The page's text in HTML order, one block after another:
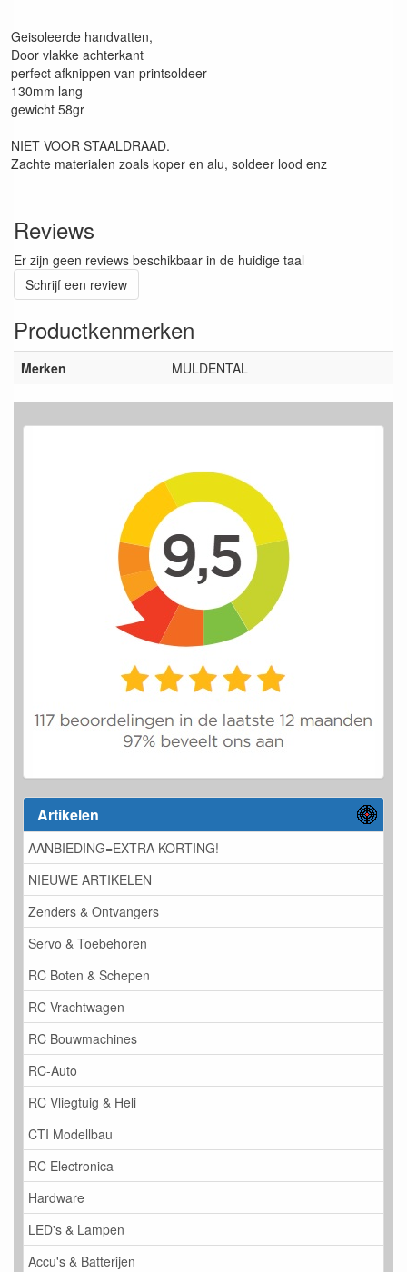
Artikelen
AANBIEDING=EXTRA KORTING!
NIEUWE ARTIKELEN
Zenders & Ontvangers
Servo & Toebehoren
RC Boten & Schepen
RC Vrachtwagen
RC Bouwmachines
RC-Auto
RC Vliegtuig & Heli
CTI Modellbau
RC Electronica
Hardware
LED's & Lampen
Accu's & Batterijen
Geisoleerde handvatten,
Door vlakke achterkant
perfect afknippen van printsoldeer
130mm lang
gewicht 58gr
NIET VOOR STAALDRAAD.
Zachte materialen zoals koper en alu, soldeer lood enz
Reviews
Er zijn geen reviews beschikbaar in de huidige taal
Schrijf een review
Productkenmerken
Merken MULDENTAL